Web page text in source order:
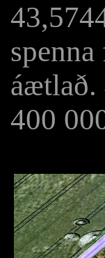
áætlað.
400